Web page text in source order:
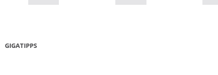
GIGATIPPS